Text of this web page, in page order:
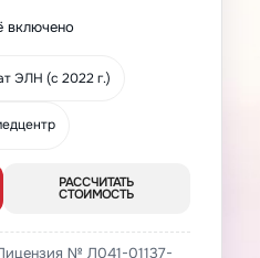
включено
ЭЛН (с 2022 г.)
РАССЧИТАТЬ
СТОИМОСТЬ
№ Л041-01137-